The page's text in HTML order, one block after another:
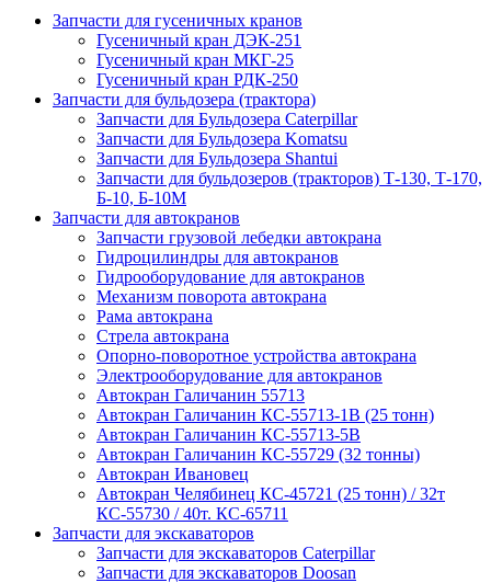
Запчасти для гусеничных кранов
Гусеничный кран ДЭК-251
Гусеничный кран МКГ-25
Гусеничный кран РДК-250
Запчасти для бульдозера (трактора)
Запчасти для Бульдозера Caterpillar
Запчасти для Бульдозера Komatsu
Запчасти для Бульдозера Shantui
Запчасти для бульдозеров (тракторов) Т-130, Т-170,
Б-10, Б-10М
Запчасти для автокранов
Запчасти грузовой лебедки автокрана
Гидроцилиндры для автокранов
Гидрооборудование для автокранов
Механизм поворота автокрана
Рама автокрана
Стрела автокрана
Опорно-поворотное устройства автокрана
Электрооборудование для автокранов
Автокран Галичанин 55713
Автокран Галичанин КС-55713-1В (25 тонн)
Автокран Галичанин КС-55713-5В
Автокран Галичанин КС-55729 (32 тонны)
Автокран Ивановец
Автокран Челябинец КС-45721 (25 тонн) / 32т
КС-55730 / 40т. КС-65711
Запчасти для экскаваторов
Запчасти для экскаваторов Caterpillar
Запчасти для экскаваторов Doosan